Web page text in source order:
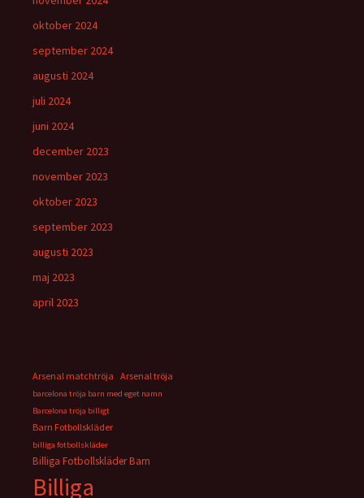
oktober 2024
september 2024
augusti 2024
juli 2024
juni 2024
december 2023
november 2023
oktober 2023
september 2023
augusti 2023
maj 2023
april 2023
Arsenal matchtröja Arsenal tröja
barcelona tröja barn med eget namn
Barcelona tröja billigt
Barn Fotbollskläder
billiga fotbollskläder
Billiga Fotbollskläder Barn
Billiga